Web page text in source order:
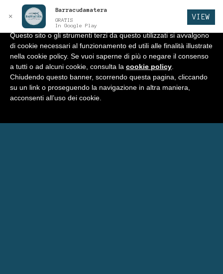
Vai
alla
navigazione
Vai
al
contenuto
BARRACUDA Menu
Home
Negozio
✕
Barracudamatera
GRATIS
In Google Play
VIEW
Informativa
Questo sito o gli strumenti terzi da questo utilizzati si avvalgono
di cookie necessari al funzionamento ed utili alle finalità illustrate
nella cookie policy. Se vuoi saperne di più o negare il consenso
a tutti o ad alcuni cookie, consulta la cookie policy
Chiudendo questo banner, scorrendo questa pagina, cliccando
su un link o proseguendo la navigazione in altra maniera,
acconsenti all’uso dei cookie.